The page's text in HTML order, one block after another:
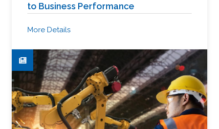
to Business Performance
More Details